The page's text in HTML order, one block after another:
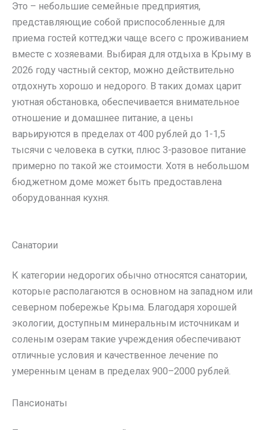
Это – небольшие семейные предприятия,
представляющие собой приспособленные для
приема гостей коттеджи чаще всего с проживанием
вместе с хозяевами. Выбирая для отдыха в Крыму в
2026 году частный сектор, можно действительно
отдохнуть хорошо и недорого. В таких домах царит
уютная обстановка, обеспечивается внимательное
отношение и домашнее питание, а цены
варьируются в пределах от 400 рублей до 1-1,5
тысячи с человека в сутки, плюс 3-разовое питание
примерно по такой же стоимости. Хотя в небольшом
бюджетном доме может быть предоставлена
оборудованная кухня.
Санатории
К категории недорогих обычно относятся санатории,
которые располагаются в основном на западном или
северном побережье Крыма. Благодаря хорошей
экологии, доступным минеральным источникам и
соленым озерам такие учреждения обеспечивают
отличные условия и качественное лечение по
умеренным ценам в пределах 900–2000 рублей.
Пансионаты